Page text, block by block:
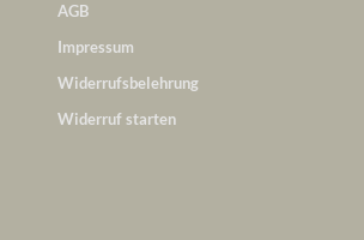
AGB
Impressum
Widerrufsbelehrung
Widerruf starten